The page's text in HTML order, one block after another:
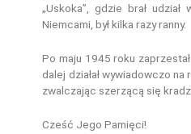
„Uskoka”, gdzie brał
Niemcami, był kilka razy ranny.
Po maju 1945 roku
dalej działał wywiadowczo
zwalczając szerzącą się
Cześć Jego Pamięci!